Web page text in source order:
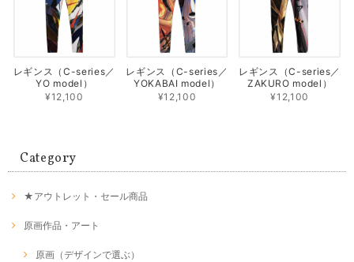
レギンス（C-series／
YO model）
¥12,100
レギンス（C-series／
YOKABAI model）
¥12,100
レギンス（C-series／
ZAKURO model）
¥12,100
Category
★アウトレット・セール商品
原画作品・アート
原画（デザインで選ぶ）